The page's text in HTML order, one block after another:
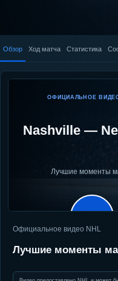
Обзор Ход матча Статистика
ОФИЦИАЛЬНОЕ
Nashville —
Лучшие моменты
▶
Официальное видео NHL
Лучшие моменты